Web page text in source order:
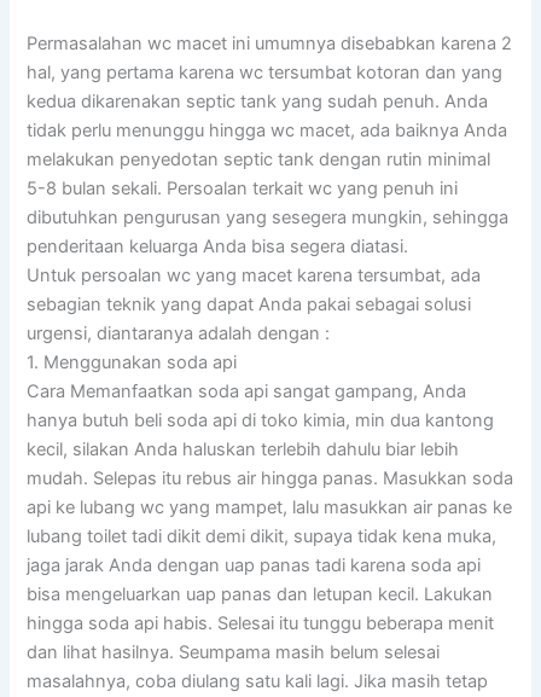
Permasalahan wc macet ini umumnya disebabkan karena 2
hal, yang pertama karena wc tersumbat kotoran dan yang
kedua dikarenakan septic tank yang sudah penuh. Anda
tidak perlu menunggu hingga wc macet, ada baiknya Anda
melakukan penyedotan septic tank dengan rutin minimal
5-8 bulan sekali. Persoalan terkait wc yang penuh ini
dibutuhkan pengurusan yang sesegera mungkin, sehingga
penderitaan keluarga Anda bisa segera diatasi.
Untuk persoalan wc yang macet karena tersumbat, ada
sebagian teknik yang dapat Anda pakai sebagai solusi
urgensi, diantaranya adalah dengan :
1. Menggunakan soda api
Cara Memanfaatkan soda api sangat gampang, Anda
hanya butuh beli soda api di toko kimia, min dua kantong
kecil, silakan Anda haluskan terlebih dahulu biar lebih
mudah. Selepas itu rebus air hingga panas. Masukkan soda
api ke lubang wc yang mampet, lalu masukkan air panas ke
lubang toilet tadi dikit demi dikit, supaya tidak kena muka,
jaga jarak Anda dengan uap panas tadi karena soda api
bisa mengeluarkan uap panas dan letupan kecil. Lakukan
hingga soda api habis. Selesai itu tunggu beberapa menit
dan lihat hasilnya. Seumpama masih belum selesai
masalahnya, coba diulang satu kali lagi. Jika masih tetap